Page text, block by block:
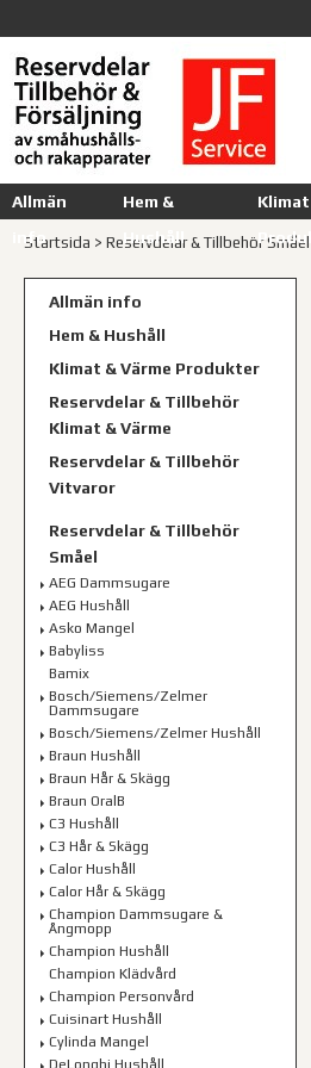
Allmän
info
Hem &
Hushåll
Klimat
Startsida > Reservdelar & Tillbehör Småel
Allmän info
Hem & Hushåll
Klimat & Värme Produkter
Reservdelar & Tillbehör
Klimat & Värme
Reservdelar & Tillbehör
Vitvaror
Reservdelar & Tillbehör
Småel
AEG Dammsugare
AEG Hushåll
Asko Mangel
Babyliss
Bamix
Bosch/Siemens/Zelmer
Dammsugare
Bosch/Siemens/Zelmer Hushåll
Braun Hushåll
Braun Hår & Skägg
Braun OralB
C3 Hushåll
C3 Hår & Skägg
Calor Hushåll
Calor Hår & Skägg
Champion Dammsugare &
Ångmopp
Champion Hushåll
Champion Klädvård
Champion Personvård
Cuisinart Hushåll
Cylinda Mangel
DeLonghi Hushåll